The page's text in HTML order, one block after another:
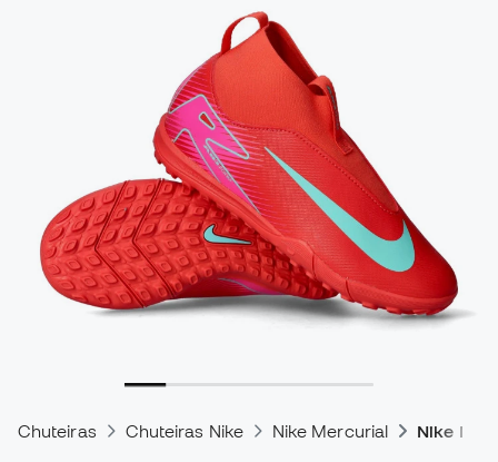
Chuteiras Chuteiras Nike Nike Mercurial Nike